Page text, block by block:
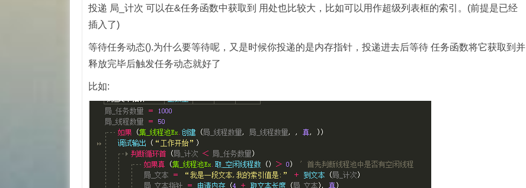
投递 局_计次 可以在&任务函数中获取到 用处也比较大，比如可以用作超级列表框的索引。(前提是已经
插入了)
等待任务动态().为什么要等待呢，又是时候你投递的是内存指针，投递进去后等待 任务函数将它获取到并
释放完毕后触发任务动态就好了
比如: